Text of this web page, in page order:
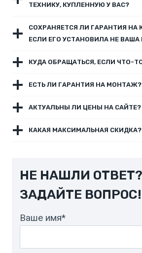
ТЕХНИКУ, КУПЛЕННУЮ У ВАС?
СОХРАНЯЕТСЯ ЛИ ГАРАНТИЯ НА
ЕСЛИ ЕГО УСТАНОВИЛА НЕ
КУДА ОБРАЩАТЬСЯ, ЕСЛИ ЧТО-
ЕСТЬ ЛИ ГАРАНТИЯ НА МОНТАЖ?
АКТУАЛЬНЫ ЛИ ЦЕНЫ НА САЙТЕ?
КАКАЯ МАКСИМАЛЬНАЯ СКИДКА?
НЕ НАШЛИ ОТВЕТ?
ЗАДАЙТЕ ВОПРОС!
Ваше имя*